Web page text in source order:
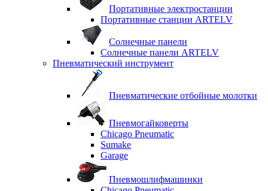
Портативные электростанции
Портативные станции ARTELV
Солнечные панели
Солнечные панели ARTELV
Пневматический инструмент
Пневматические отбойные молотки
Пневмогайковерты
Chicago Pneumatic
Sumake
Garage
Пневмошлифмашинки